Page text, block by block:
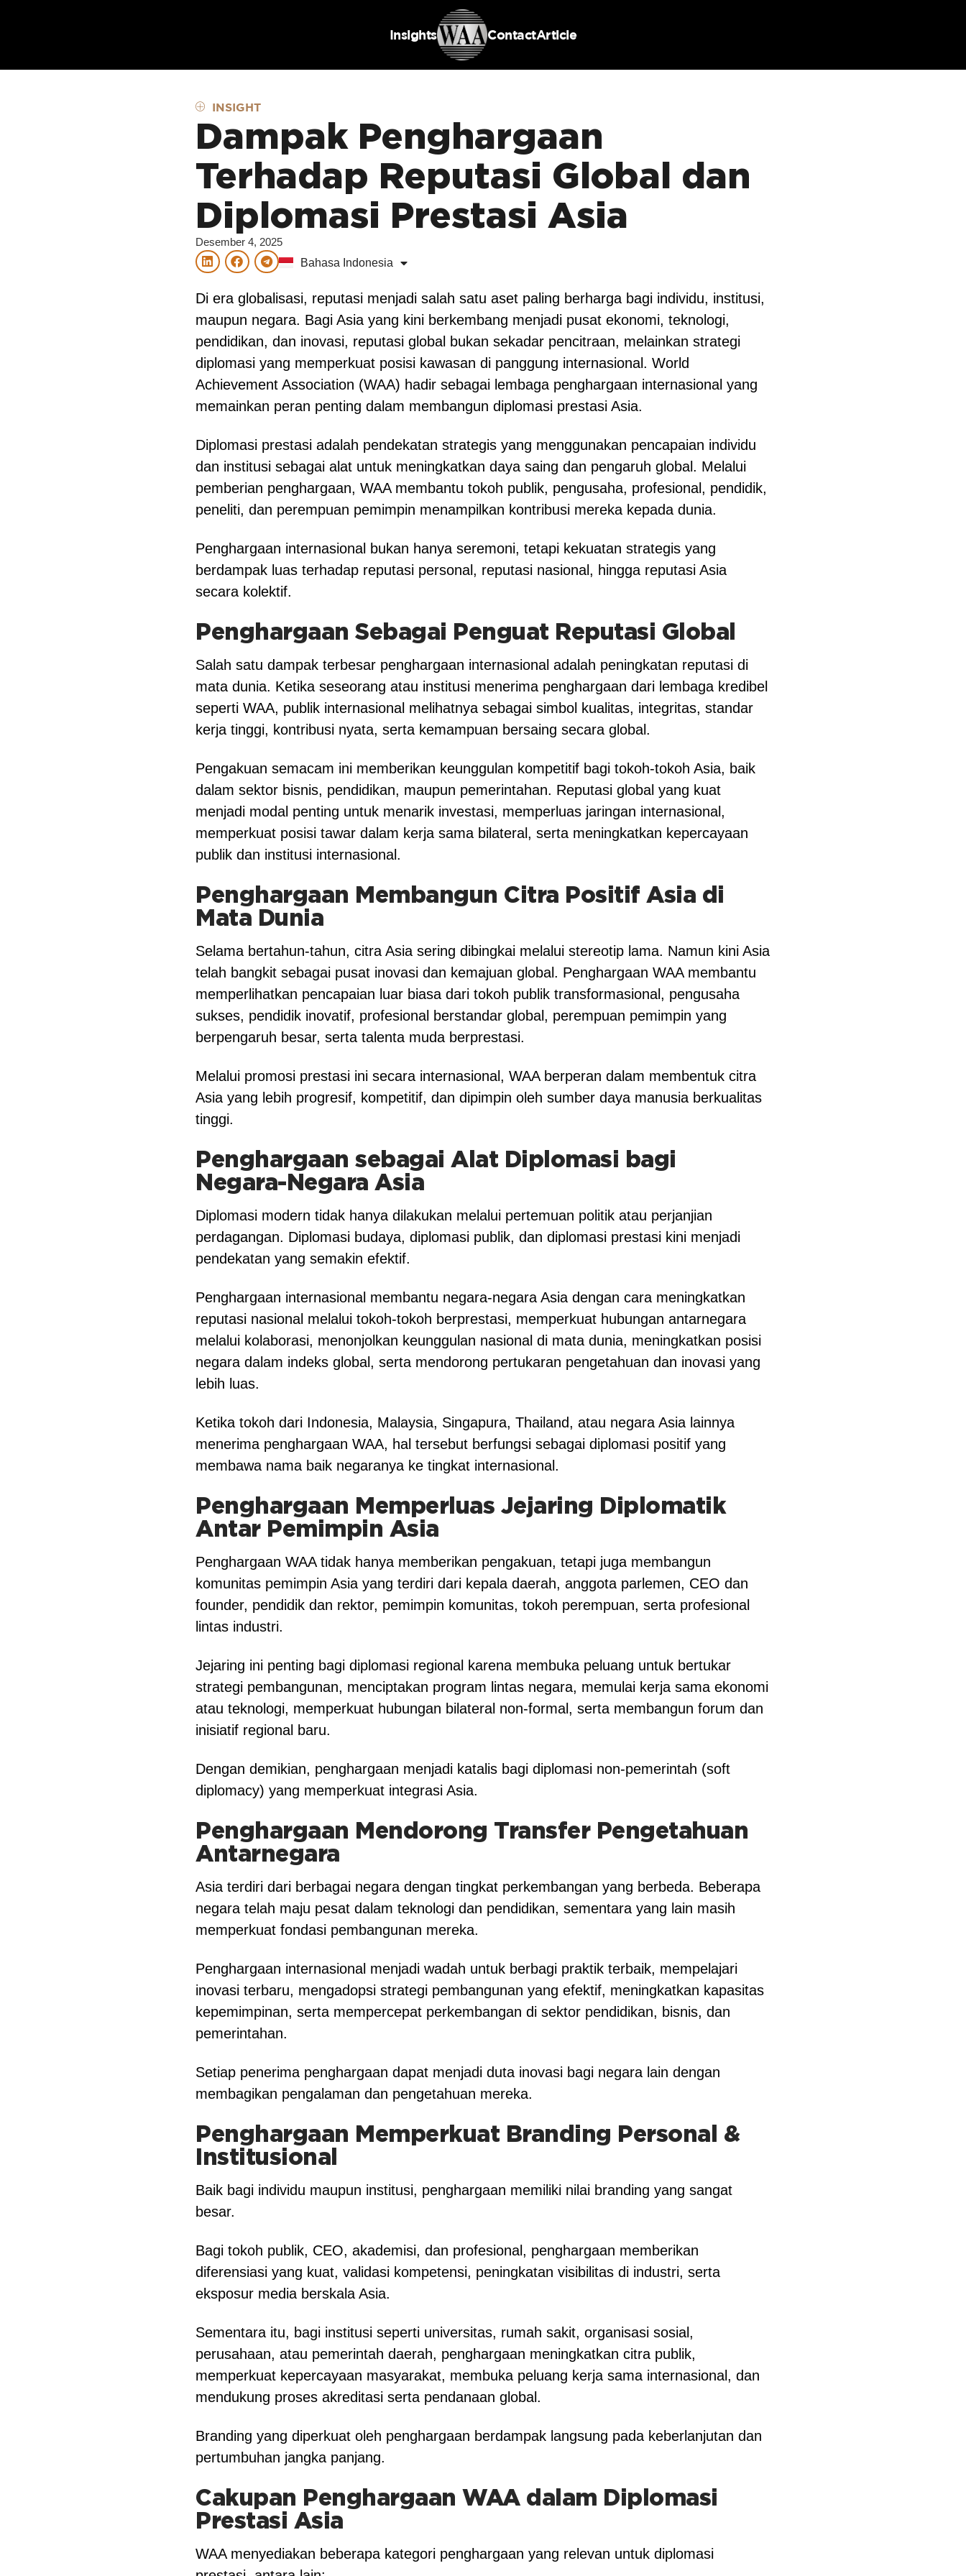
Insights ContactArticle
INSIGHT
Dampak Penghargaan
Terhadap Reputasi Global dan
Diplomasi Prestasi Asia
Desember 4, 2025
Bahasa Indonesia
English
Di era globalisasi, reputasi menjadi salah satu aset paling berharga bagi individu, institusi,
maupun negara. Bagi Asia yang kini berkembang menjadi pusat ekonomi, teknologi,
pendidikan, dan inovasi, reputasi global bukan sekadar pencitraan, melainkan strategi
diplomasi yang memperkuat posisi kawasan di panggung internasional. World
Achievement Association (WAA) hadir sebagai lembaga penghargaan internasional yang
memainkan peran penting dalam membangun diplomasi prestasi Asia.
Diplomasi prestasi adalah pendekatan strategis yang menggunakan pencapaian individu
dan institusi sebagai alat untuk meningkatkan daya saing dan pengaruh global. Melalui
pemberian penghargaan, WAA membantu tokoh publik, pengusaha, profesional, pendidik,
peneliti, dan perempuan pemimpin menampilkan kontribusi mereka kepada dunia.
Penghargaan internasional bukan hanya seremoni, tetapi kekuatan strategis yang
berdampak luas terhadap reputasi personal, reputasi nasional, hingga reputasi Asia
secara kolektif.
Penghargaan Sebagai Penguat Reputasi Global
Salah satu dampak terbesar penghargaan internasional adalah peningkatan reputasi di
mata dunia. Ketika seseorang atau institusi menerima penghargaan dari lembaga kredibel
seperti WAA, publik internasional melihatnya sebagai simbol kualitas, integritas, standar
kerja tinggi, kontribusi nyata, serta kemampuan bersaing secara global.
Pengakuan semacam ini memberikan keunggulan kompetitif bagi tokoh-tokoh Asia, baik
dalam sektor bisnis, pendidikan, maupun pemerintahan. Reputasi global yang kuat
menjadi modal penting untuk menarik investasi, memperluas jaringan internasional,
memperkuat posisi tawar dalam kerja sama bilateral, serta meningkatkan kepercayaan
publik dan institusi internasional.
Penghargaan Membangun Citra Positif Asia di
Mata Dunia
Selama bertahun-tahun, citra Asia sering dibingkai melalui stereotip lama. Namun kini Asia
telah bangkit sebagai pusat inovasi dan kemajuan global. Penghargaan WAA membantu
memperlihatkan pencapaian luar biasa dari tokoh publik transformasional, pengusaha
sukses, pendidik inovatif, profesional berstandar global, perempuan pemimpin yang
berpengaruh besar, serta talenta muda berprestasi.
Melalui promosi prestasi ini secara internasional, WAA berperan dalam membentuk citra
Asia yang lebih progresif, kompetitif, dan dipimpin oleh sumber daya manusia berkualitas
tinggi.
Penghargaan sebagai Alat Diplomasi bagi
Negara-Negara Asia
Diplomasi modern tidak hanya dilakukan melalui pertemuan politik atau perjanjian
perdagangan. Diplomasi budaya, diplomasi publik, dan diplomasi prestasi kini menjadi
pendekatan yang semakin efektif.
Penghargaan internasional membantu negara-negara Asia dengan cara meningkatkan
reputasi nasional melalui tokoh-tokoh berprestasi, memperkuat hubungan antarnegara
melalui kolaborasi, menonjolkan keunggulan nasional di mata dunia, meningkatkan posisi
negara dalam indeks global, serta mendorong pertukaran pengetahuan dan inovasi yang
lebih luas.
Ketika tokoh dari Indonesia, Malaysia, Singapura, Thailand, atau negara Asia lainnya
menerima penghargaan WAA, hal tersebut berfungsi sebagai diplomasi positif yang
membawa nama baik negaranya ke tingkat internasional.
Penghargaan Memperluas Jejaring Diplomatik
Antar Pemimpin Asia
Penghargaan WAA tidak hanya memberikan pengakuan, tetapi juga membangun
komunitas pemimpin Asia yang terdiri dari kepala daerah, anggota parlemen, CEO dan
founder, pendidik dan rektor, pemimpin komunitas, tokoh perempuan, serta profesional
lintas industri.
Jejaring ini penting bagi diplomasi regional karena membuka peluang untuk bertukar
strategi pembangunan, menciptakan program lintas negara, memulai kerja sama ekonomi
atau teknologi, memperkuat hubungan bilateral non-formal, serta membangun forum dan
inisiatif regional baru.
Dengan demikian, penghargaan menjadi katalis bagi diplomasi non-pemerintah (soft
diplomacy) yang memperkuat integrasi Asia.
Penghargaan Mendorong Transfer Pengetahuan
Antarnegara
Asia terdiri dari berbagai negara dengan tingkat perkembangan yang berbeda. Beberapa
negara telah maju pesat dalam teknologi dan pendidikan, sementara yang lain masih
memperkuat fondasi pembangunan mereka.
Penghargaan internasional menjadi wadah untuk berbagi praktik terbaik, mempelajari
inovasi terbaru, mengadopsi strategi pembangunan yang efektif, meningkatkan kapasitas
kepemimpinan, serta mempercepat perkembangan di sektor pendidikan, bisnis, dan
pemerintahan.
Setiap penerima penghargaan dapat menjadi duta inovasi bagi negara lain dengan
membagikan pengalaman dan pengetahuan mereka.
Penghargaan Memperkuat Branding Personal &
Institusional
Baik bagi individu maupun institusi, penghargaan memiliki nilai branding yang sangat
besar.
Bagi tokoh publik, CEO, akademisi, dan profesional, penghargaan memberikan
diferensiasi yang kuat, validasi kompetensi, peningkatan visibilitas di industri, serta
eksposur media berskala Asia.
Sementara itu, bagi institusi seperti universitas, rumah sakit, organisasi sosial,
perusahaan, atau pemerintah daerah, penghargaan meningkatkan citra publik,
memperkuat kepercayaan masyarakat, membuka peluang kerja sama internasional, dan
mendukung proses akreditasi serta pendanaan global.
Branding yang diperkuat oleh penghargaan berdampak langsung pada keberlanjutan dan
pertumbuhan jangka panjang.
Cakupan Penghargaan WAA dalam Diplomasi
Prestasi Asia
WAA menyediakan beberapa kategori penghargaan yang relevan untuk diplomasi